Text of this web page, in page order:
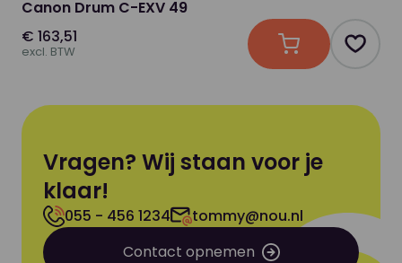
Canon Drum C-EXV 49
€ 163,51
excl. BTW In winkelwagen
Vragen? Wij staan voor je
klaar!
055 - 456 1234
tommy@nou.nl
Contact opnemen